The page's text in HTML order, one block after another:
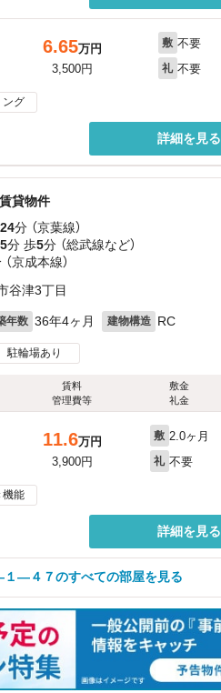
6.65万円
3,500円
敷 不要
礼 不要
ング
詳細を見る
貸物件
24分 （京葉線）
5分 歩5分 （総武線など）
（京成本線）
谷津3丁目
年数 36年4ヶ月 建物構造 RC
駐輪場あり
賃料
管理費等
敷金
礼金
11.6万円
3,900円
敷 2.0ヶ月
礼 不要
機能
詳細を見る
—４７のすべての部屋を見る